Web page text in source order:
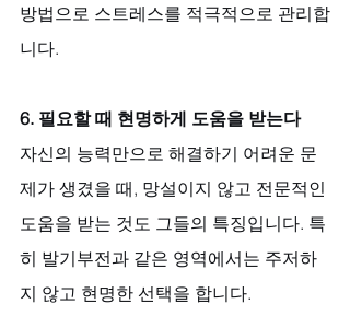
방법으로 스트레스를 적극적으로 관리합
니다.
6. 필요할 때 현명하게 도움을 받는다
자신의 능력만으로 해결하기 어려운 문
제가 생겼을 때, 망설이지 않고 전문적인
도움을 받는 것도 그들의 특징입니다. 특
히 발기부전과 같은 영역에서는 주저하
지 않고 현명한 선택을 합니다.